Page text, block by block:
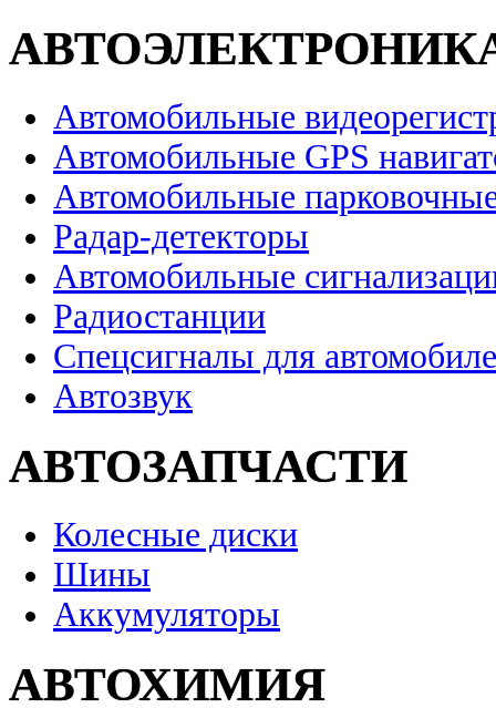
Автомобильные
Автомобильные GPS
Автомобильные
Радар-детекторы
Автомобильные
Радиостанции
Спецсигналы для
Автозвук
АВТОЗАПЧАСТИ
Колесные диски
Шины
Аккумуляторы
АВТОХИМИЯ